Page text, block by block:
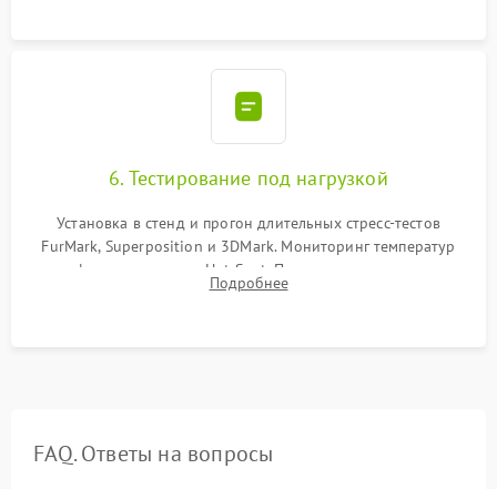
6. Тестирование под нагрузкой
Установка в стенд и прогон длительных стресс-тестов
FurMark, Superposition и 3DMark. Мониторинг температур
графического чипа и Hot Spot. Проверка на отсутствие
артефактов изображения, вылетов драйвера и зависаний.
Подробнее
FAQ. Ответы на вопросы